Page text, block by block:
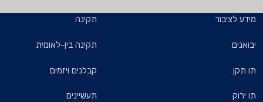
מידע לציבור
יבואנים
תו תקן
תו ירוק
תקינה
תקינה בין-לאומית
קבלנים ויזמים
תעשיינים